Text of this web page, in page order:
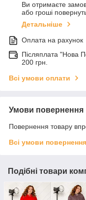
Ви отримаєте
або гроші
Детальніше
Оплата на рахунок
Післяплата "Нова
200 грн.
Всі умови оплати
Умови повернення
Повернення товару
Всі умови повернення
Подібні товари